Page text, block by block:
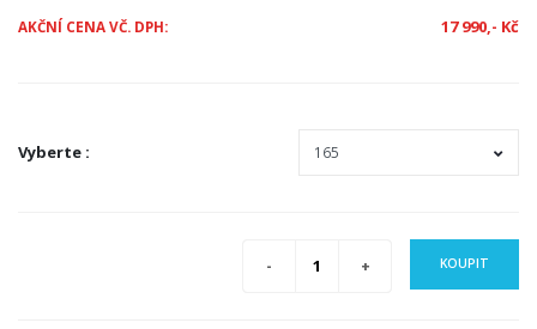
AKČNÍ CENA VČ. DPH: 17 990,- Kč
Vyberte :
KOUPIT